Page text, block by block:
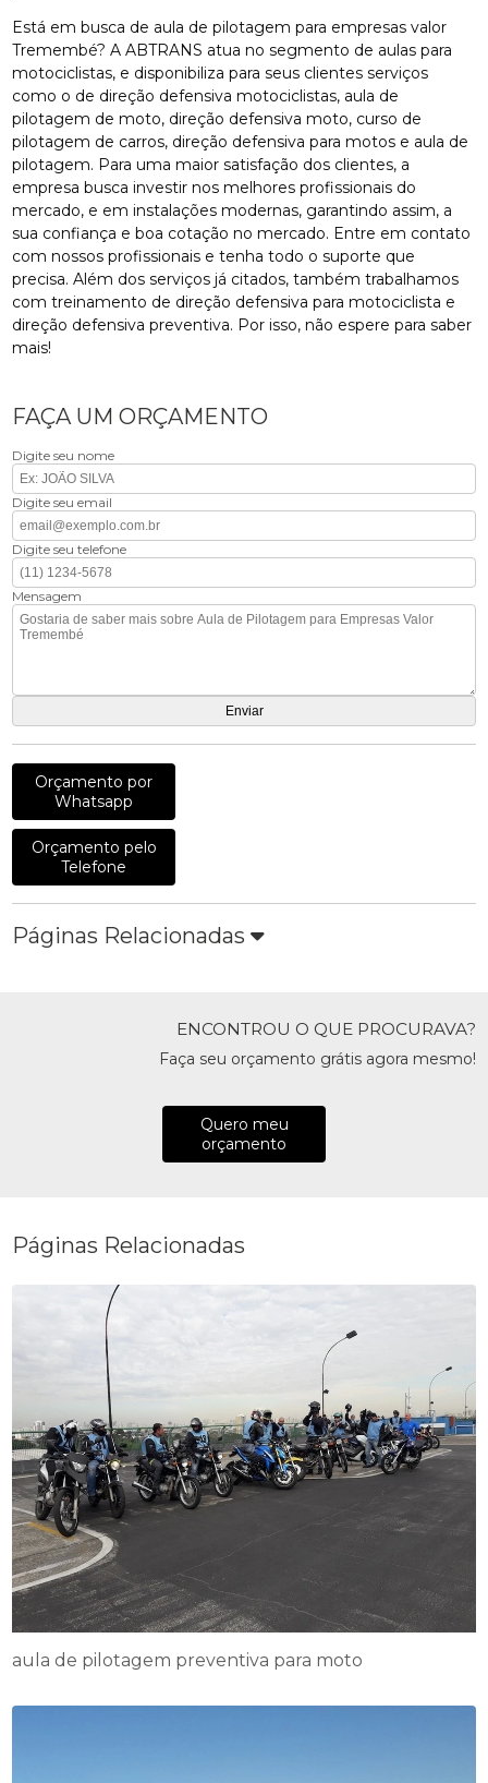
Está em busca de aula de pilotagem para empresas valor
Tremembé? A ABTRANS atua no segmento de aulas para
motociclistas, e disponibiliza para seus clientes serviços
como o de direção defensiva motociclistas, aula de
pilotagem de moto, direção defensiva moto, curso de
pilotagem de carros, direção defensiva para motos e aula de
pilotagem. Para uma maior satisfação dos clientes, a
empresa busca investir nos melhores profissionais do
mercado, e em instalações modernas, garantindo assim, a
sua confiança e boa cotação no mercado. Entre em contato
com nossos profissionais e tenha todo o suporte que
precisa. Além dos serviços já citados, também trabalhamos
com treinamento de direção defensiva para motociclista e
direção defensiva preventiva. Por isso, não espere para saber
mais!
FAÇA UM ORÇAMENTO
Digite seu nome
Digite seu email
Digite seu telefone
Mensagem
Orçamento por
Whatsapp
Orçamento pelo
Telefone
Páginas Relacionadas
ENCONTROU O QUE PROCURAVA?
Faça seu orçamento grátis agora mesmo!
Quero meu
orçamento
Páginas Relacionadas
aula de pilotagem preventiva para moto